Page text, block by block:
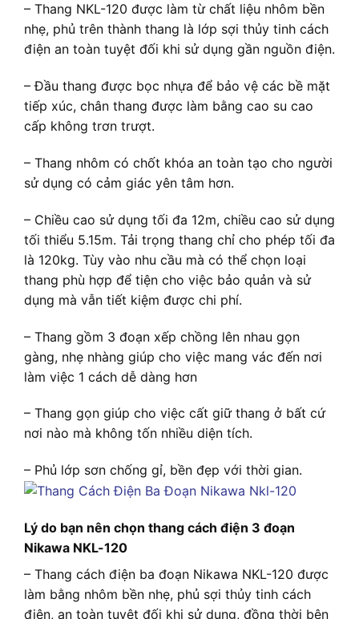
– Thang NKL-120 được làm từ chất liệu nhôm bền
nhẹ, phủ trên thành thang là lớp sợi thủy tinh cách
điện an toàn tuyệt đối khi sử dụng gần nguồn điện.
– Đầu thang được bọc nhựa để bảo vệ các bề mặt
tiếp xúc, chân thang được làm bằng cao su cao
cấp không trơn trượt.
– Thang nhôm có chốt khóa an toàn tạo cho người
sử dụng có cảm giác yên tâm hơn.
– Chiều cao sử dụng tối đa 12m, chiều cao sử dụng
tối thiểu 5.15m. Tải trọng thang chỉ cho phép tối đa
là 120kg. Tùy vào nhu cầu mà có thể chọn loại
thang phù hợp để tiện cho việc bảo quản và sử
dụng mà vẫn tiết kiệm được chi phí.
– Thang gồm 3 đoạn xếp chồng lên nhau gọn
gàng, nhẹ nhàng giúp cho việc mang vác đến nơi
làm việc 1 cách dễ dàng hơn
– Thang gọn giúp cho việc cất giữ thang ở bất cứ
nơi nào mà không tốn nhiều diện tích.
– Phủ lớp sơn chống gỉ, bền đẹp với thời gian.
Lý do bạn nên chọn thang cách điện 3 đoạn
Nikawa NKL-120
– Thang cách điện ba đoạn Nikawa NKL-120 được
làm bằng nhôm bền nhẹ, phủ sợi thủy tinh cách
điện, an toàn tuyệt đối khi sử dụng, đồng thời bên